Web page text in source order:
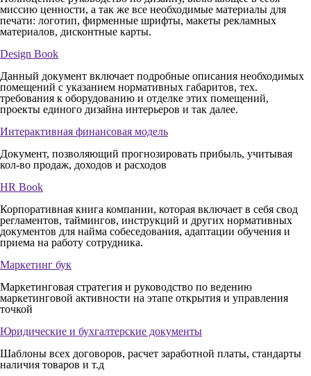
миссию ценности, а так же все необходимые материалы для
печати: логотип, фирменные шрифты, макеты рекламных
материалов, дисконтные карты.
Design Book
Данный документ включает подробные описания необходимых
помещений с указанием нормативных габаритов, тех.
требования к оборудованию и отделке этих помещений,
проекты единого дизайна интерьеров и так далее.
Интерактивная финансовая модель
Документ, позволяющий прогнозировать прибыль, учитывая
кол-во продаж, доходов и расходов
HR Book
Корпоративная книга компании, которая включает в себя свод
регламентов, таймингов, инструкций и других нормативных
документов для найма собеседования, адаптации обучения и
приема на работу сотрудника.
Маркетинг бук
Маркетинговая стратегия и руководство по ведению
маркетинговой активности на этапе открытия и управления
точкой
Юридические и бухгалтерские документы
Шаблоны всех договоров, расчет заработной платы, стандарты
наличия товаров и т.д